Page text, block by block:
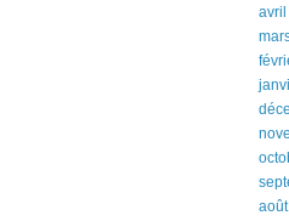
avril